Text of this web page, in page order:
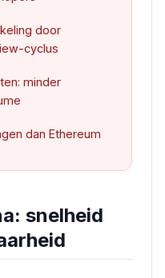
door
cyclus
minder
dan Ethereum
snelheid